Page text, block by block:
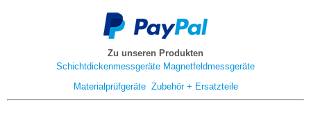
Zu unseren Produkten
Schichtdickenmessgeräte Magnetfeldmessgeräte
Materialprüfgeräte Zubehör + Ersatzteile